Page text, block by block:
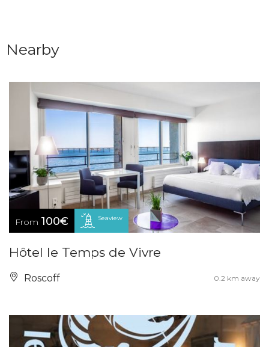
Nearby
From 100€ Seaview
Hôtel le Temps de Vivre
Roscoff 0.2 km away